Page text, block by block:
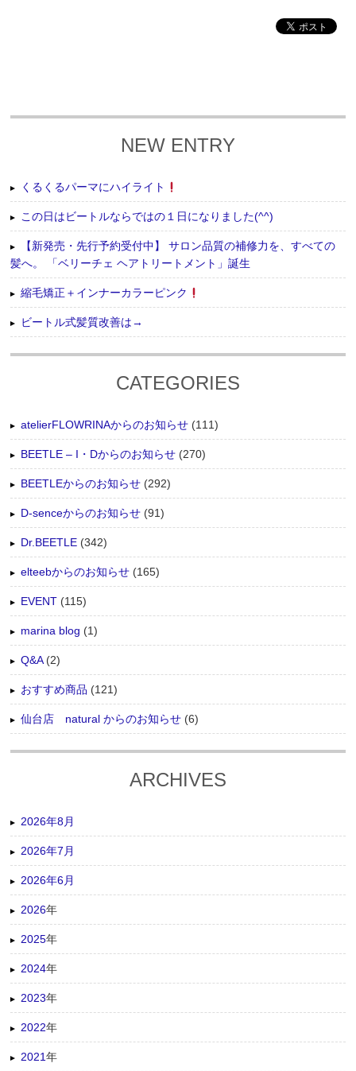
NEW ENTRY
くるくるパーマにハイライト
この日はビートルならではの１日になりました(^^)
【新発売・先行予約受付中】 サロン品質の補修力を、すべての
髪へ。 「ベリーチェ ヘアトリートメント」誕生
縮毛矯正＋インナーカラーピンク
ビートル式髪質改善は→
CATEGORIES
atelierFLOWRINAからのお知らせ (111)
BEETLE – I・Dからのお知らせ (270)
BEETLEからのお知らせ (292)
D-senceからのお知らせ (91)
Dr.BEETLE (342)
elteebからのお知らせ (165)
EVENT (115)
marina blog (1)
Q&A(2)
おすすめ商品 (121)
仙台店 natural からのお知らせ (6)
ARCHIVES
2026年8月
2026年7月
2026年6月
2026年
2025年
2024年
2023年
2022年
2021年